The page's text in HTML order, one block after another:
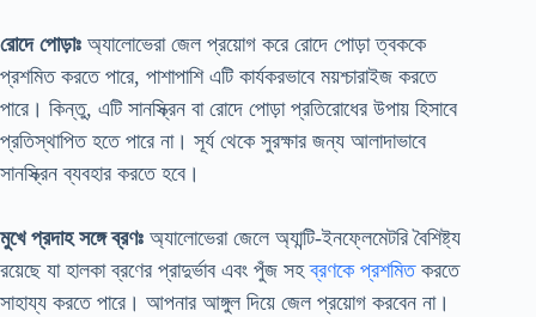
রোদে পোড়াঃ অ্যালোভেরা জেল প্রয়োগ করে রোদে পোড়া ত্বককে
প্রশমিত করতে পারে, পাশাপাশি এটি কার্যকরভাবে ময়শ্চারাইজ করতে
পারে। কিন্তু, এটি সানস্ক্রিন বা রোদে পোড়া প্রতিরোধের উপায় হিসাবে
প্রতিস্থাপিত হতে পারে না। সূর্য থেকে সুরক্ষার জন্য আলাদাভাবে
সানস্ক্রিন ব্যবহার করতে হবে।
মুখে প্রদাহ সঙ্গে ব্রণঃ অ্যালোভেরা জেলে অ্যান্টি-ইনফ্লেমেটরি বৈশিষ্ট্য
রয়েছে যা হালকা ব্রণের প্রাদুর্ভাব এবং পুঁজ সহব্রণকে প্রশমিতকরতে
সাহায্য করতে পারে। আপনার আঙ্গুল দিয়ে জেল প্রয়োগ করবেন না।